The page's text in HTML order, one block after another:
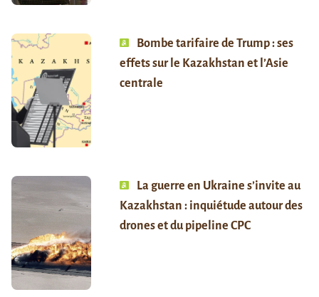
Bombe tarifaire de Trump : ses
effets sur le Kazakhstan et l’Asie
centrale
La guerre en Ukraine s’invite au
Kazakhstan : inquiétude autour des
drones et du pipeline CPC